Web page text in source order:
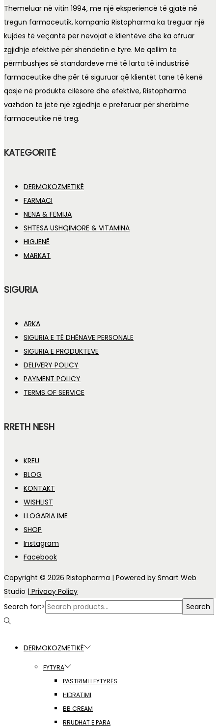
Themeluar në vitin 1994, me një eksperiencë të gjatë në
tregun farmaceutik, kompania Ristopharma ka treguar një
kujdes të veçantë për nevojat e klientëve dhe ka ofruar
zgjidhje efektive për shëndetin e tyre. Me qëllim të
përmbushjes së standardeve më të larta të industrisë
farmaceutike dhe për të siguruar që klientët tane të kenë
qasje në produkte cilësore dhe efektive, Ristopharma
vazhdon të jetë një zgjedhje e preferuar për shërbime
farmaceutike në treg.
KATEGORITË
DERMOKOZMETIKË
FARMACI
NËNA & FËMIJA
SHTESA USHQIMORE & VITAMINA
HIGJENË
MARKAT
SIGURIA
ARKA
SIGURIA E TË DHËNAVE PERSONALE
SIGURIA E PRODUKTEVE
DELIVERY POLICY
PAYMENT POLICY
TERMS OF SERVICE
RRETH NESH
KREU
BLOG
KONTAKT
WISHLIST
LLOGARIA IME
SHOP
Instagram
Facebook
Copyright © 2026 Ristopharma | Powered by Smart Web
Studio | Privacy Policy
Search for:>
Search
DERMOKOZMETIKË
FYTYRA
PASTRIMI I FYTYRËS
HIDRATIMI
BB CREAM
RRUDHAT E PARA